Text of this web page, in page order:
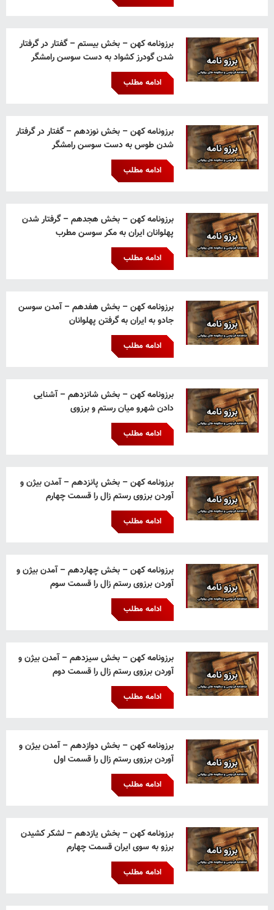
برزونامه کهن – بخش بیستم – گفتار در گرفتار
شدن گودرز کشواد به دست سوسن رامشگر
ادامه مطلب
برزونامه کهن – بخش نوزدهم – گفتار در گرفتار
شدن طوس به دست سوسن رامشگر
ادامه مطلب
برزونامه کهن – بخش هجدهم – گرفتار شدن
پهلوانان ایران به مکر سوسن مطرب
ادامه مطلب
برزونامه کهن – بخش هفدهم – آمدن سوسن
جادو به ایران به گرفتن پهلوانان
ادامه مطلب
برزونامه کهن – بخش شانزدهم – آشنایی
دادن شهرو میان رستم و برزوی
ادامه مطلب
برزونامه کهن – بخش پانزدهم – آمدن بیژن و
آوردن برزوی رستم زال را قسمت چهارم
ادامه مطلب
برزونامه کهن – بخش چهاردهم – آمدن بیژن و
آوردن برزوی رستم زال را قسمت سوم
ادامه مطلب
برزونامه کهن – بخش سیزدهم – آمدن بیژن و
آوردن برزوی رستم زال را قسمت دوم
ادامه مطلب
برزونامه کهن – بخش دوازدهم – آمدن بیژن و
آوردن برزوی رستم زال را قسمت اول
ادامه مطلب
برزونامه کهن – بخش یازدهم – لشکر کشیدن
برزو به سوی ایران قسمت چهارم
ادامه مطلب